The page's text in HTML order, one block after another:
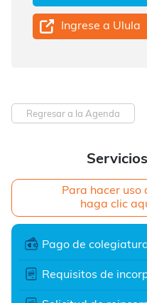
Para hacer uso
haga clic
Pago de
Requisitos de
Ingrese a Ulula
Regresar a la Agenda